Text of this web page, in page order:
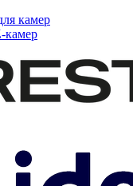
камер
камер